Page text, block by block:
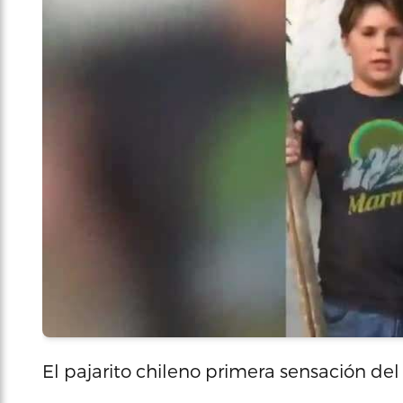
El pajarito chileno primera sensación del